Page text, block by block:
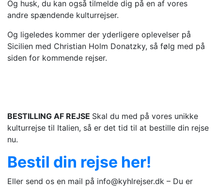
Og husk, du kan også tilmelde dig på en af vores
andre spændende kulturrejser.
Og ligeledes kommer der yderligere oplevelser på
Sicilien med Christian Holm Donatzky, så følg med på
siden for kommende rejser.
BESTILLING AF REJSE Skal du med på vores unikke
kulturrejse til Italien, så er det tid til at bestille din rejse
nu.
Bestil din rejse her!
Eller send os en mail på info@kyhlrejser.dk – Du er